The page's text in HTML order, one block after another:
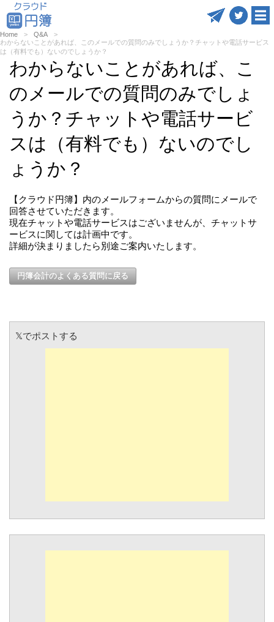
Home
Q&A
わからないことがあれば、このメールでの質問のみでしょうか？チャットや電話サービス
は（有料でも）ないのでしょうか？
わからないことがあれば、こ
のメールでの質問のみでしょ
うか？チャットや電話サービ
スは（有料でも）ないのでし
ょうか？
【クラウド円簿】内のメールフォームからの質問にメールで
回答させていただきます。
現在チャットや電話サービスはございませんが、チャットサ
ービスに関しては計画中です。
詳細が決まりましたら別途ご案内いたします。
円簿会計のよくある質問に戻る
𝕏でポストする